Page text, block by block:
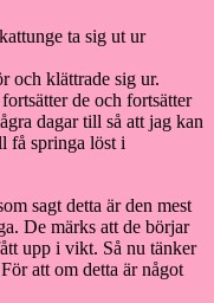
ta sig ut ur
och klättrade sig ur.
de och fortsätter
dagar till så att jag kan
få springa löst i
sagt detta är den mest
De märks att de börjar
upp i vikt. Så nu tänker
att om detta är något